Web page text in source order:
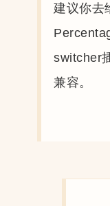
建议你去
switcher
兼容。